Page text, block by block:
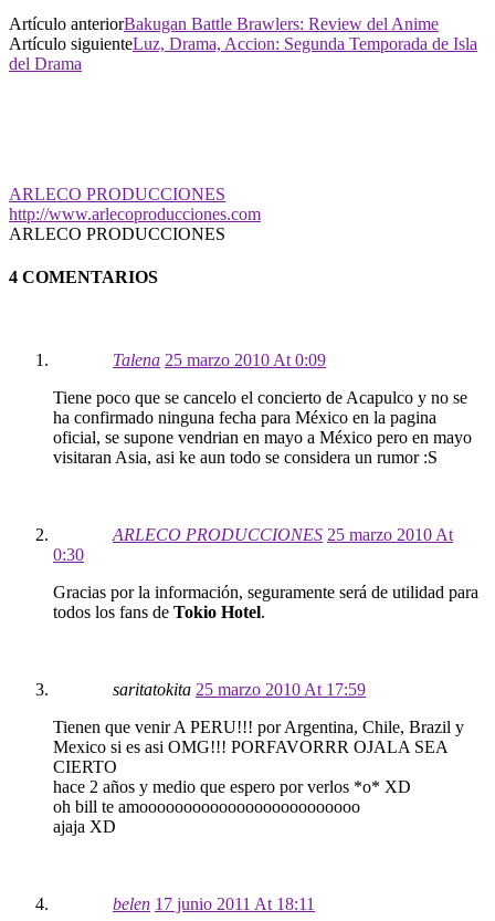
Artículo anteriorBakugan Battle Brawlers: Review del Anime
Artículo siguienteLuz, Drama, Accion: Segunda Temporada de Isla
del Drama
ARLECO PRODUCCIONES
http://www.arlecoproducciones.com
ARLECO PRODUCCIONES
4 COMENTARIOS
Talena 25 marzo 2010 At 0:09
Tiene poco que se cancelo el concierto de Acapulco y no se
ha confirmado ninguna fecha para México en la pagina
oficial, se supone vendrian en mayo a México pero en mayo
visitaran Asia, asi ke aun todo se considera un rumor :S
ARLECO PRODUCCIONES 25 marzo 2010 At
0:30
Gracias por la información, seguramente será de utilidad para
todos los fans de Tokio Hotel.
saritatokita 25 marzo 2010 At 17:59
Tienen que venir A PERU!!! por Argentina, Chile, Brazil y
Mexico si es asi OMG!!! PORFAVORRR OJALA SEA
CIERTO
hace 2 años y medio que espero por verlos *o* XD
oh bill te amooooooooooooooooooooooooo
ajaja XD
belen 17 junio 2011 At 18:11